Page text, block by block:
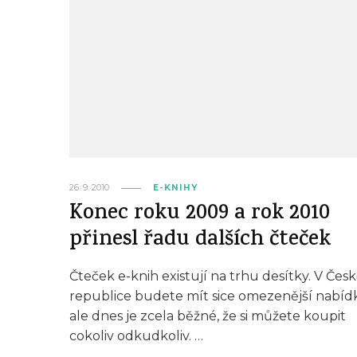
26. 9. 2010 E-KNIHY
Konec roku 2009 a rok 2010
přinesl řadu dalších čteček
Čteček e-knih existují na trhu desítky. V
republice budete mít sice omezenější
ale dnes je zcela běžné, že si můžete koupit
cokoliv odkudkoliv. …